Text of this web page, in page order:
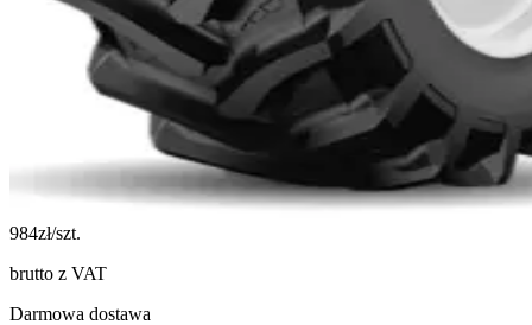
984zł/szt.
brutto z VAT
Darmowa dostawa